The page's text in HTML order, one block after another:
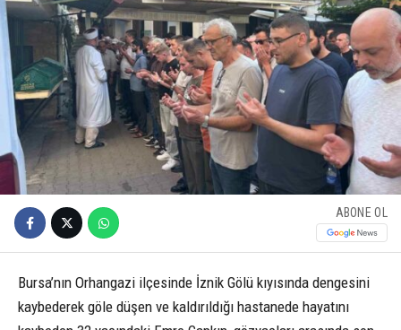
ABONE OL
Bursa’nın Orhangazi ilçesinde İznik Gölü kıyısında dengesini
kaybederek göle düşen ve kaldırıldığı hastanede hayatını